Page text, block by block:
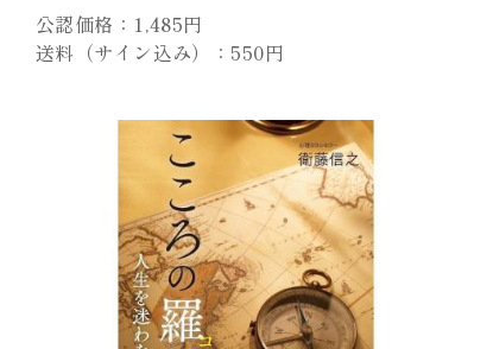
公認価格：1,485円
送料（サイン込み）：550円